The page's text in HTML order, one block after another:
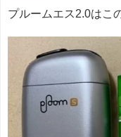
プルームエス2.0はこ